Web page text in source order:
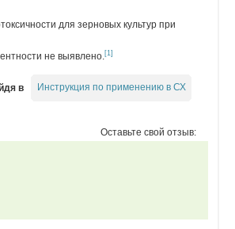
для зерновых культур при
не выявлено.[1]
в Инструкция по применению в СХ
Оставьте свой отзыв: